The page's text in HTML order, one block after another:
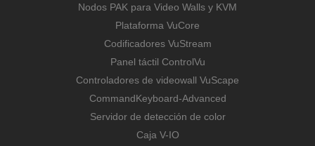
Nodos PAK para Video Walls y KVM
Plataforma VuCore
Codificadores VuStream
Panel táctil ControlVu
Controladores de videowall VuScape
CommandKeyboard-Advanced
Servidor de detección de color
Caja V-IO